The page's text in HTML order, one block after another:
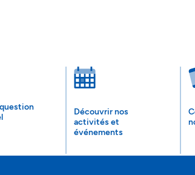
Découvrir nos
activités et
événements